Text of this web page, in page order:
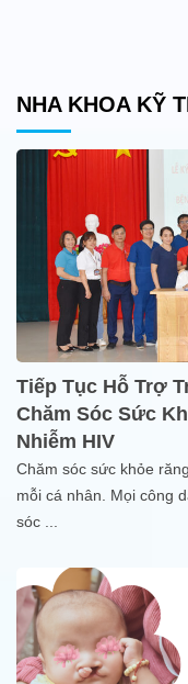
NHA KHOA KỸ
Tiếp Tục Hỗ Trợ
Chăm Sóc Sức
Nhiễm HIV
Chăm sóc sức khỏe
mỗi cá nhân. Mọi công
sóc